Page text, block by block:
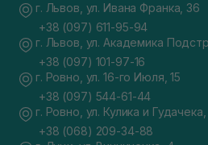
г. Львов, ул. Ивана Франка, 36
+38 (097) 611-95-94
г. Львов, ул. Академика
+38 (097) 101-97-16
г. Ровно, ул. 16-го Июля, 15
+38 (097) 544-61-44
г. Ровно, ул. Кулика и
+38 (068) 209-34-88